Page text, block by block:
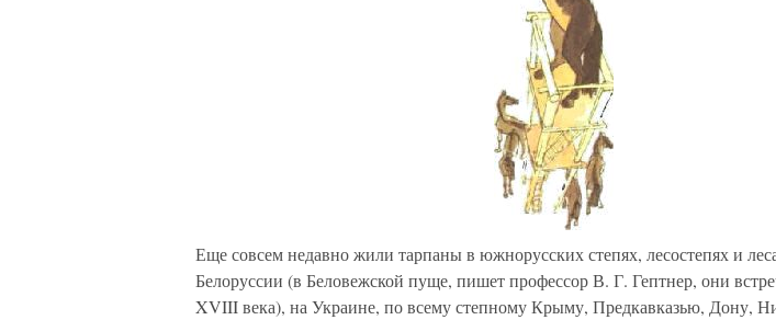
Еще совсем недавно жили тарпаны в южнорусских степях, лесостепях и
Белоруссии (в Беловежской пуще, пишет профессор В. Г. Гептнер, они
XVIII века), на Украине, по всему степному Крыму, Предкавказью, Дону,